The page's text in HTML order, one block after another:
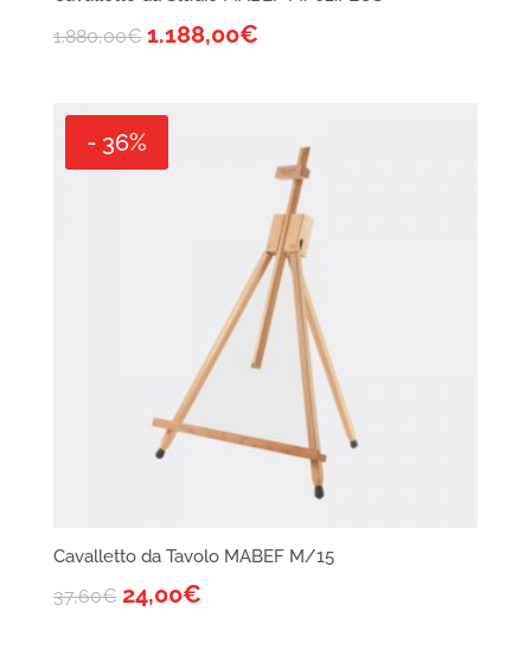
1.880,00€ 1.188,00€
- 36%
Cavalletto da Tavolo MABEF M/15
37,60€ 24,00€